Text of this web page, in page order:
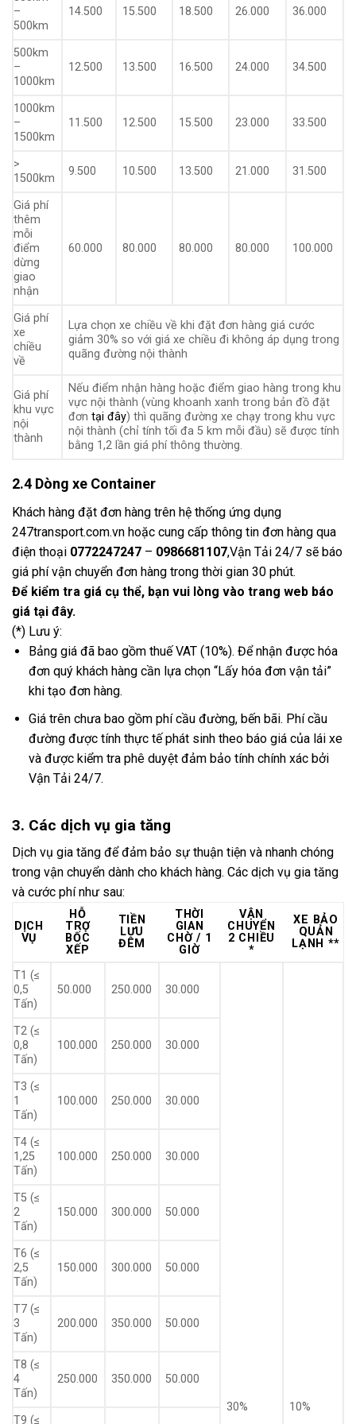
–
500km
14.500 15.500 18.500 26.000 36.000
500km
–
1000km
12.500 13.500 16.500 24.000 34.500
1000km
–
1500km
11.500 12.500 15.500 23.000 33.500
>
1500km
9.500 10.500 13.500 21.000 31.500
Giá phí
thêm
mỗi
điểm
dừng
giao
nhận
60.000 80.000 80.000 80.000 100.000
Giá phí
xe
chiều
về
Lựa chọn xe chiều về khi đặt đơn hàng giá cước
giảm 30% so với giá xe chiều đi không áp dụng trong
quãng đường nội thành
Giá phí
khu vực
nội
thành
Nếu điểm nhận hàng hoặc điểm giao hàng trong khu
vực nội thành (vùng khoanh xanh trong bản đồ đặt
đơntại đây) thì quãng đường xe chạy trong khu vực
nội thành (chỉ tính tối đa 5 km mỗi đầu) sẽ được tính
bằng 1,2 lần giá phí thông thường.
2.4 Dòng xe Container
Khách hàng đặt đơn hàng trên hệ thống ứng dụng
247transport.com.vn hoặc cung cấp thông tin đơn hàng qua
điện thoại 0772247247 – 0986681107,Vận Tải 24/7 sẽ báo
giá phí vận chuyển đơn hàng trong thời gian 30 phút.
Để kiểm tra giá cụ thể, bạn vui lòng vào trang web báo
giá tại đây.
(*) Lưu ý:
Bảng giá đã bao gồm thuế VAT (10%). Để nhận được hóa
đơn quý khách hàng cần lựa chọn “Lấy hóa đơn vận tải”
khi tạo đơn hàng.
Giá trên chưa bao gồm phí cầu đường, bến bãi. Phí cầu
đường được tính thực tế phát sinh theo báo giá của lái xe
và được kiểm tra phê duyệt đảm bảo tính chính xác bởi
Vận Tải 24/7.
3. Các dịch vụ gia tăng
Dịch vụ gia tăng để đảm bảo sự thuận tiện và nhanh chóng
trong vận chuyển dành cho khách hàng. Các dịch vụ gia tăng
và cước phí như sau:
DỊCH
VỤ
HỖ
TRỢ
BỐC
XẾP
TIỀN
LƯU
ĐÊM
THỜI
GIAN
CHỜ / 1
GIỜ
VẬN
CHUYỂN
2 CHIỀU
*
XE BẢO
QUẢN
LẠNH **
T1 (≤
0,5
Tấn)
50.000 250.000 30.000
30% 10%
T2 (≤
0,8
Tấn)
100.000 250.000 30.000
T3 (≤
1
Tấn)
100.000 250.000 30.000
T4 (≤
1,25
Tấn)
100.000 250.000 30.000
T5 (≤
2
Tấn)
150.000 300.000 50.000
T6 (≤
2,5
Tấn)
150.000 300.000 50.000
T7 (≤
3
Tấn)
200.000 350.000 50.000
T8 (≤
4
Tấn)
250.000 350.000 50.000
T9 (≤